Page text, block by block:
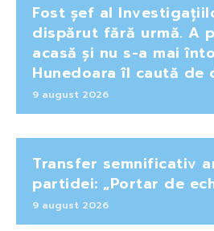
Fost șef al
dispărut fără urmă. A
acasă și nu s-a mai
Hunedoara îl caută de
9 august 2026
Transfer semnificativ
partidei: „Portar de
9 august 2026